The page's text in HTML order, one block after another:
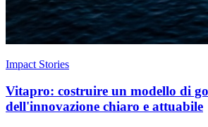
Impact Stories
Vitapro: costruire un modello di
dell'innovazione chiaro e attuabile